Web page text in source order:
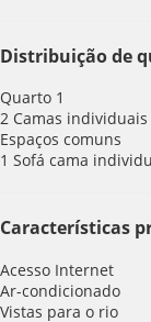
Distribuição de
Quarto 1
2 Camas individuais
Espaços comuns
1 Sofá cama
Características
Acesso Internet
Ar-condicionado
Vistas para o rio